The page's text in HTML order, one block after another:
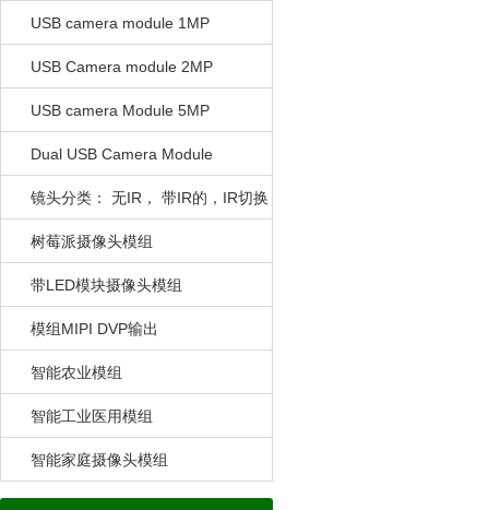
USB camera module 1MP
USB Camera module 2MP
USB camera Module 5MP
Dual USB Camera Module
镜头分类： 无IR， 带IR的，IR切换
树莓派摄像头模组
带LED模块摄像头模组
模组MIPI DVP输出
智能农业模组
智能工业医用模组
智能家庭摄像头模组